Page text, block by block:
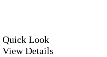
Quick Look
View Details